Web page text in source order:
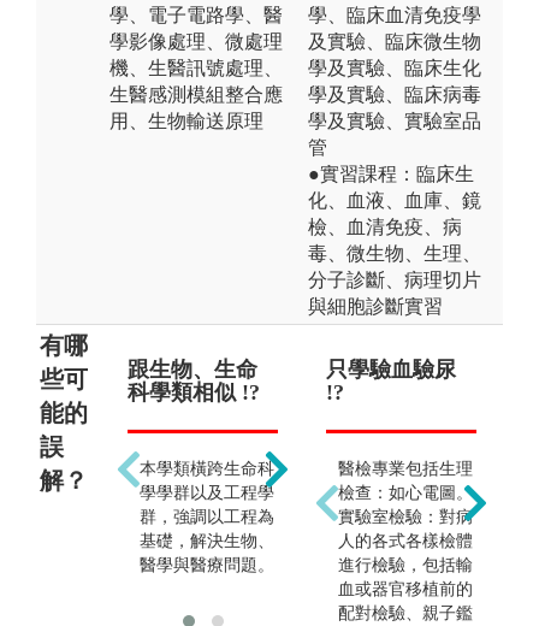
學、電子電路學、醫
學影像處理、微處理
機、生醫訊號處理、
生醫感測模組整合應
用、生物輸送原理
學、臨床血清免疫學
及實驗、臨床微生物
學及實驗、臨床生化
學及實驗、臨床病毒
學及實驗、實驗室品
管
●實習課程：臨床生
化、血液、血庫、鏡
檢、血清免疫、病
毒、微生物、生理、
分子診斷、病理切片
與細胞診斷實習
有哪
些可
能的
誤
解？
跟生物、生命
科學類相似 !?
本學類橫跨生命科
學學群以及工程學
群，強調以工程為
基礎，解決生物、
醫學與醫療問題。
前途渺茫 !?
業生涯更為寬闊，
就業選擇多元，且
生醫工程為國際公
認最具發展潛力的
行業之一。
只學驗血驗尿
!?
醫檢專業包括生理
檢查：如心電圖。
實驗室檢驗：對病
人的各式各樣檢體
進行檢驗，包括輸
血或器官移植前的
配對檢驗、親子鑑